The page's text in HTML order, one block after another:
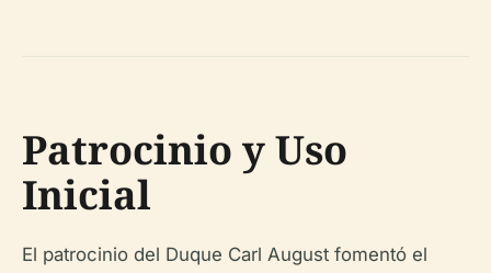
Patrocinio y Uso
Inicial
El patrocinio del Duque Carl August fomentó el